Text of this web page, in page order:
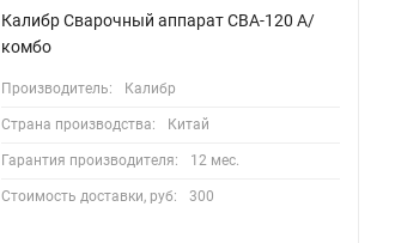
Калибр Сварочный аппарат СВА-120 А/
комбо
Производитель: Калибр
Страна производства: Китай
Гарантия производителя: 12 мес.
Стоимость доставки, руб: 300